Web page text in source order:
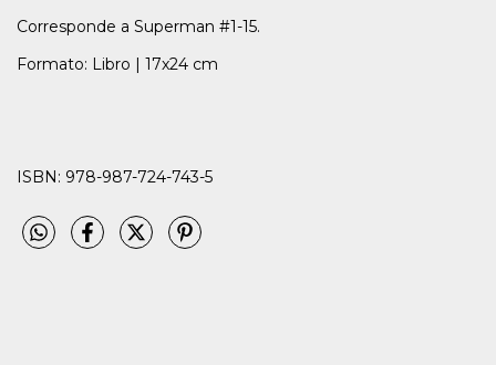
Corresponde a Superman #1-15.
Formato: Libro | 17x24 cm
ISBN: 978-987-724-743-5